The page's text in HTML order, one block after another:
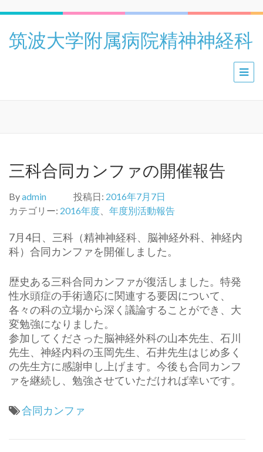
筑波大学附属病院精神神経科
三科合同カンファの開催報告
Byadmin 投稿日: 2016年7月7日
カテゴリー: 2016年度 年度別活動報告
7月4日、三科（精神神経科、脳神経外科、神経内
科）合同カンファを開催しました。
歴史ある三科合同カンファが復活しました。特発
性水頭症の手術適応に関連する要因について、
各々の科の立場から深く議論することができ、大
変勉強になりました。
参加してくださった脳神経外科の山本先生、石川
先生、神経内科の玉岡先生、石井先生はじめ多く
の先生方に感謝申し上げます。今後も合同カンフ
ァを継続し、勉強させていただければ幸いです。
合同カンファ